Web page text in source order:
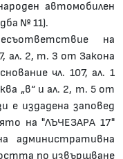
автомобилен
№ 11).
на
ал. 2, т. 3 от Закона
чл. 107, ал. 1
„в“ и ал. 2, т. 5 от
е издадена заповед
на "ЛЪЧЕЗАРА 17"
административна
по извършване